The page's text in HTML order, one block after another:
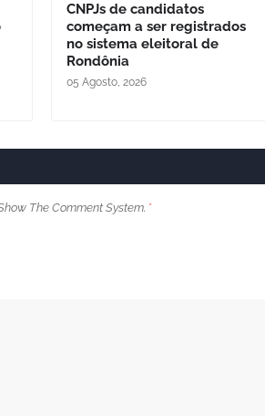
CNPJs de candidatos
começam a ser registrados
no sistema eleitoral de
Rondônia
05 Agosto, 2026
The Comment System. *